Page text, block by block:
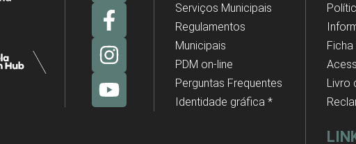
Serviços Municipais
Regulamentos
Municipais
PDM on-line
Perguntas Frequentes
Identidade gráfica *
Livro